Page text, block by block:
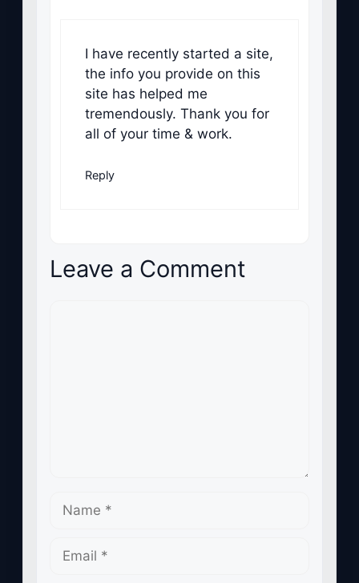
I have recently started a site,
the info you provide on this
site has helped me
tremendously. Thank you for
all of your time & work.
Reply
Leave a Comment